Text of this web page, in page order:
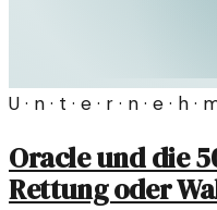
U · n · t · e · r · n · e · h ·
Oracle und die
Rettung oder